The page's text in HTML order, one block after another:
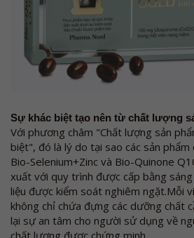
Sự khác biệt tạo nên từ chất lượng
Với phương châm "Chất lượng sản
biệt", đó là lý do tại sao các sản phẩm
Bio-Selenium+Zinc và Bio-Quinone
xuất với quy trình được cấp bằng
liệu được kiểm soát nghiêm ngặt.Mỗi
không chỉ chứa đựng các dưỡng chất
lại sự an tâm cho người sử dụng về
chất lượng được chứng minh.